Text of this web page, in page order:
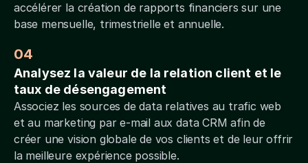
accélérer la création de rapports financiers sur une
base mensuelle, trimestrielle et annuelle.
04
Analysez la valeur de la relation client et le
taux de désengagement
Associez les sources de data relatives au trafic web
et au marketing par e-mail aux data CRM afin de
créer une vision globale de vos clients et de leur offrir
la meilleure expérience possible.